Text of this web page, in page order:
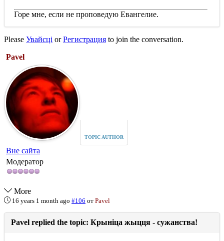
Горе мне, если не проповедую Евангелие.
Please Увайсці orРегистрация to join the conversation.
Pavel
TOPIC AUTHOR
Вне сайта
Модератор
More
16 years 1 month ago #106 от Pavel
Pavel replied the topic: Крыніца жыцця - сужанства!